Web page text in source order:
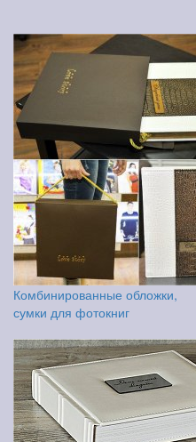
Комбинированные обложки,
сумки для фотокниг